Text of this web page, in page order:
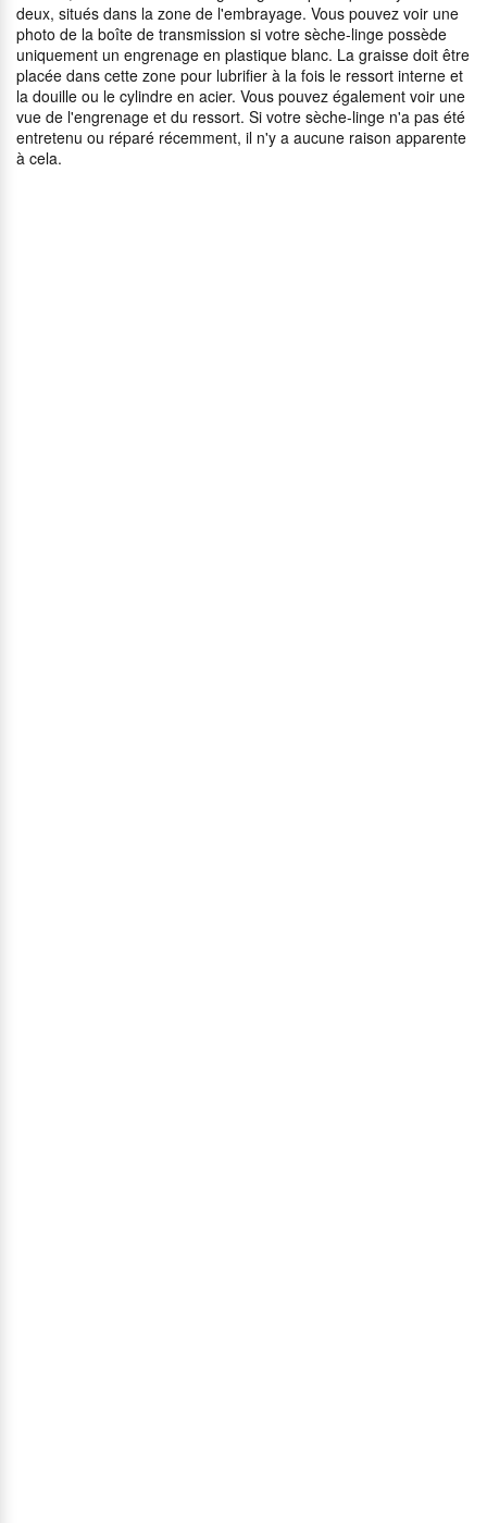
deux, situés dans la zone de l'embrayage. Vous pouvez voir une
photo de la boîte de transmission si votre sèche-linge possède
uniquement un engrenage en plastique blanc. La graisse doit être
placée dans cette zone pour lubrifier à la fois le ressort interne et
la douille ou le cylindre en acier. Vous pouvez également voir une
vue de l'engrenage et du ressort. Si votre sèche-linge n'a pas été
entretenu ou réparé récemment, il n'y a aucune raison apparente
à cela.